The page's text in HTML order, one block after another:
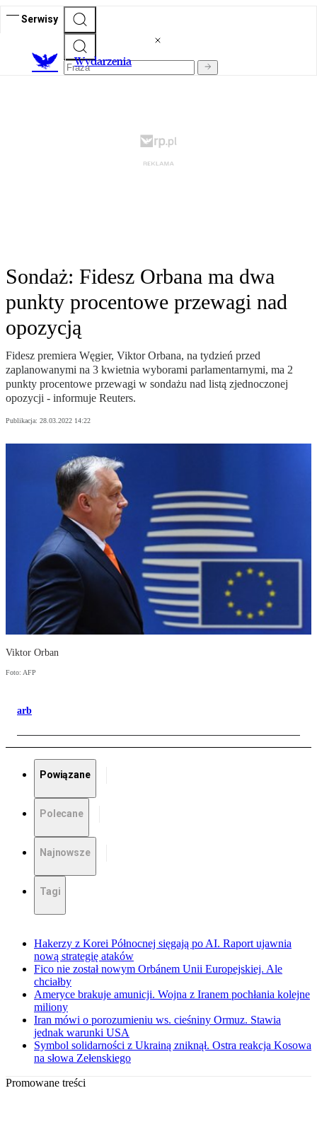
Serwisy
Wydarzenia
Sondaż: Fidesz Orbana ma dwa
punkty procentowe przewagi nad
opozycją
Fidesz premiera Węgier, Viktor Orbana, na tydzień przed
zaplanowanymi na 3 kwietnia wyborami parlamentarnymi, ma 2
punkty procentowe przewagi w sondażu nad listą zjednoczonej
opozycji - informuje Reuters.
Publikacja: 28.03.2022 14:22
Viktor Orban
Foto: AFP
arb
Powiązane
Polecane
Najnowsze
Tagi
Hakerzy z Korei Północnej sięgają po AI. Raport ujawnia
nową strategię ataków
Fico nie został nowym Orbánem Unii Europejskiej. Ale
chciałby
Ameryce brakuje amunicji. Wojna z Iranem pochłania kolejne
miliony
Iran mówi o porozumieniu ws. cieśniny Ormuz. Stawia
jednak warunki USA
Symbol solidarności z Ukrainą zniknął. Ostra reakcja Kosowa
na słowa Zełenskiego
Promowane treści